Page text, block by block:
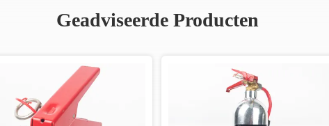
Geadviseerde Producten